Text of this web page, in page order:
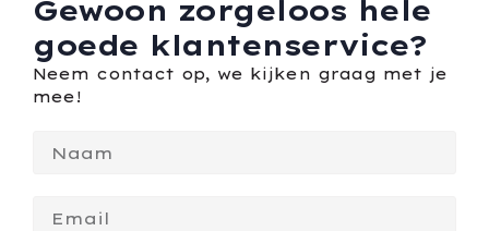
Gewoon zorgeloos hele
goede klantenservice?
Neem contact op, we kijken graag met je
mee!